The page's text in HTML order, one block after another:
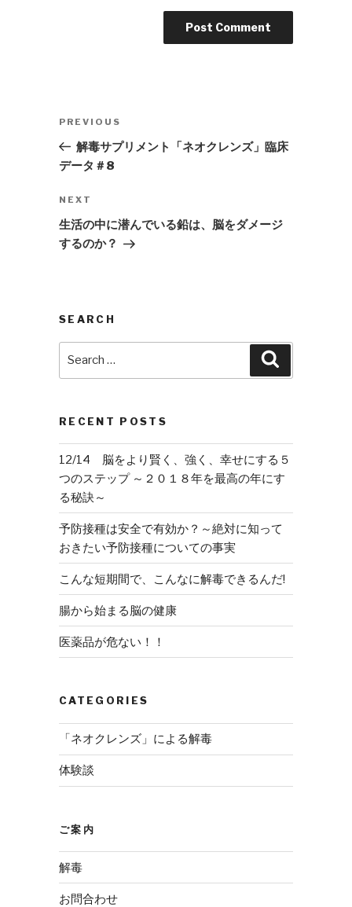
Previous
Post
PREVIOUS
解毒サプリメント「ネオクレンズ」臨床
データ＃8
Next
Post
NEXT
生活の中に潜んでいる鉛は、脳をダメージ
するのか？
SEARCH
RECENT POSTS
12/14 脳をより賢く、強く、幸せにする５
つのステップ ～２０１８年を最高の年にす
る秘訣～
予防接種は安全で有効か？～絶対に知って
おきたい予防接種についての事実
こんな短期間で、こんなに解毒できるんだ!
腸から始まる脳の健康
医薬品が危ない！！
CATEGORIES
「ネオクレンズ」による解毒
体験談
ご案内
解毒
お問合わせ